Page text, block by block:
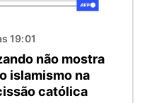
19:01
não mostra
islamismo na
católica